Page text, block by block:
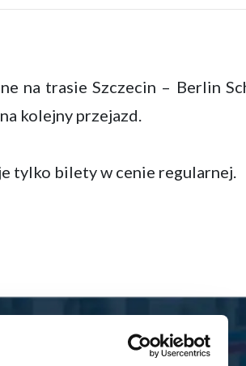
na trasie Szczecin – Berlin
kolejny przejazd.
tylko bilety w cenie regularnej.